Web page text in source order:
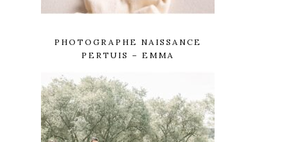
PHOTOGRAPHE NAISSANCE
PERTUIS – EMMA